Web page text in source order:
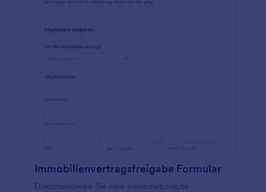
Immobilienvertragsfreigabe Formular
Dokumentieren Sie eine einvernehmliche